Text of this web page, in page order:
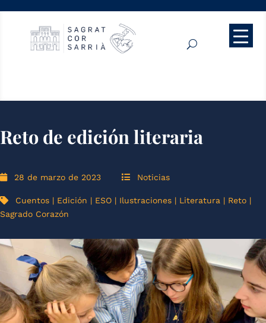
Reto de edición literaria
28 de marzo de 2023 Noticias
Cuentos | Edición | ESO | Ilustraciones | Literatura | Reto |
Sagrado Corazón